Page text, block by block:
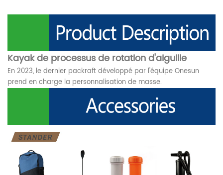
Kayak de processus de rotation d'aiguille
En 2023, le dernier packraft développé par l'équipe Onesun
prend en charge la personnalisation de masse.